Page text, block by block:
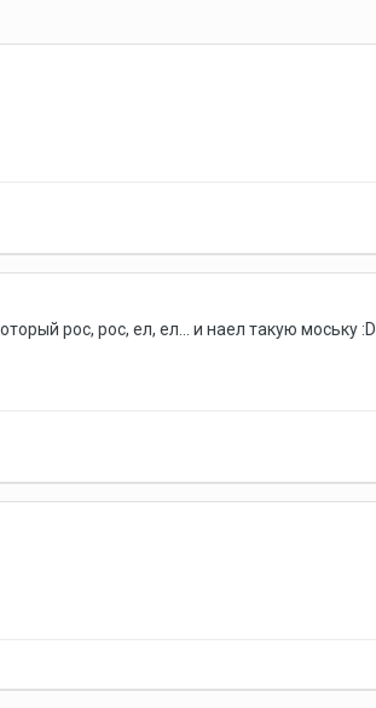
рос, рос, ел, ел... и наел такую моську :D